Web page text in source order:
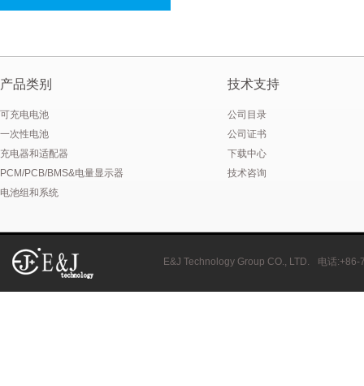
产品类别
可充电电池
一次性电池
充电器和适配器
PCM/PCB/BMS&电量显示器
电池组和系统
技术支持
公司目录
公司证书
下载中心
技术咨询
E&J Technology Group CO., LTD. 电话:+86-